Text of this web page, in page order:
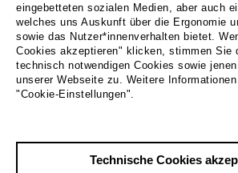
eingebetteten sozialen Medien, aber auch
welches uns Auskunft über die Ergonomie
sowie das Nutzer*innenverhalten bietet.
Cookies akzeptieren" klicken, stimmen Sie
technisch notwendigen Cookies sowie
unserer Webseite zu. Weitere
"Cookie-Einstellungen".
Technische Cookies